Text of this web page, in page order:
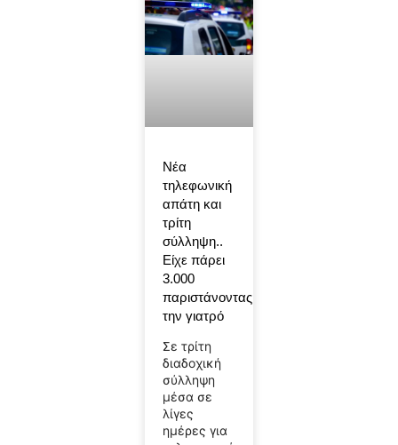
Νέα
τηλεφωνική
απάτη και
τρίτη
σύλληψη..
Είχε πάρει
3.000
παριστάνοντας
την γιατρό
Σε τρίτη
διαδοχική
σύλληψη
μέσα σε
λίγες
ημέρες για